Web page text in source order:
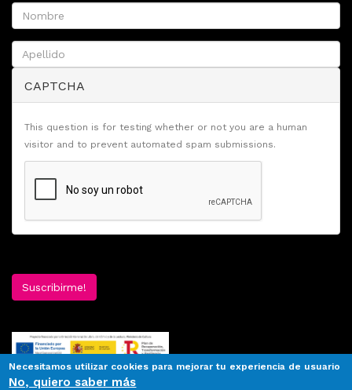
CAPTCHA
This question is for testing whether or not you are a human
visitor and to prevent automated spam submissions.
Suscribirme!
Necesitamos utilizar cookies para mejorar tu experiencia de usuario
No, quiero saber más